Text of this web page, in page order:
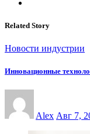
Related Story
Новости индустрии
Инновационные
Alex Авг 7,